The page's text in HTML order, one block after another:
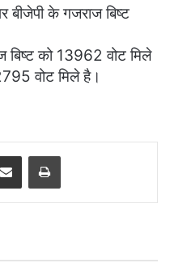
के गजराज बिष्ट
को 13962 वोट मिले
वोट मिले है।
Share via Email Print